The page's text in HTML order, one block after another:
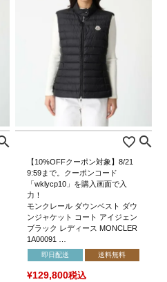
【10%OFFクーポン対象】8/21
9:59まで。クーポンコード
「wklycp10」を購入画面で入
力！
モンクレール ダウンベスト ダウ
ンジャケット コート アイジェン
ブラック レディース MONCLER
1A00091 …
即日配送 送料無料
¥129,800税込